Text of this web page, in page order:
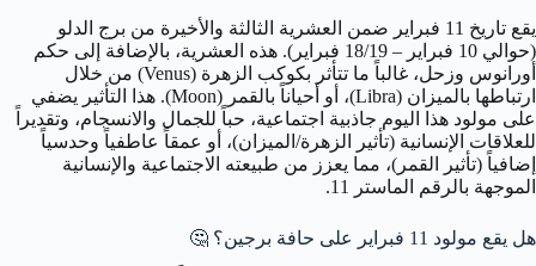
يقع تاريخ 11 فبراير ضمن العشرية الثالثة والأخيرة من برج الدلو
(حوالي 10 فبراير – 18/19 فبراير). هذه العشرية، بالإضافة إلى حكم
أورانوس وزحل، غالباً ما تتأثر بكوكب الزهرة (Venus) من خلال
ارتباطها بالميزان (Libra)، أو أحياناً بالقمر (Moon). هذا التأثير يضفي
على مولود هذا اليوم جاذبية اجتماعية، حباً للجمال والانسجام، وتقديراً
للعلاقات الإنسانية (تأثير الزهرة/الميزان)، أو عمقاً عاطفياً وحدسياً
إضافياً (تأثير القمر)، مما يعزز من طبيعته الاجتماعية والإنسانية
الموجهة بالرقم الماستر 11.
هل يقع مولود 11 فبراير على حافة برجين؟
🤔